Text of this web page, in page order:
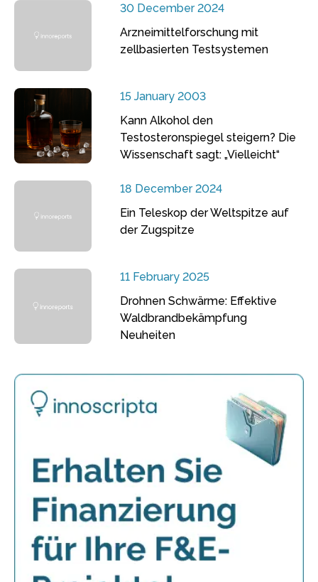
30 December 2024
Arzneimittelforschung mit
zellbasierten Testsystemen
15 January 2003
Kann Alkohol den
Testosteronspiegel steigern? Die
Wissenschaft sagt: „Vielleicht“
18 December 2024
Ein Teleskop der Weltspitze auf
der Zugspitze
11 February 2025
Drohnen Schwärme: Effektive
Waldbrandbekämpfung
Neuheiten